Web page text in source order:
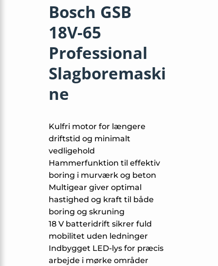
Bosch GSB
18V-65
Professional
Slagboremaski
ne
Kulfri motor for længere
driftstid og minimalt
vedligehold
Hammerfunktion til effektiv
boring i murværk og beton
Multigear giver optimal
hastighed og kraft til både
boring og skruning
18 V batteridrift sikrer fuld
mobilitet uden ledninger
Indbygget LED-lys for præcis
arbejde i mørke områder